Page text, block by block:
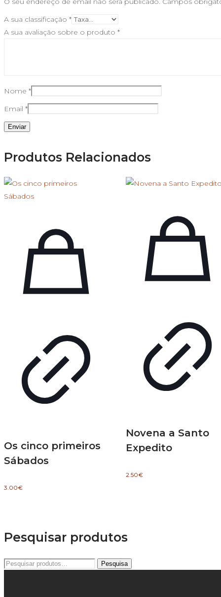
A sua classificação *
A sua avaliação sobre o produto *
Nome *
Email *
Produtos Relacionados
Os cinco primeiros
Sábados
3.00€
Novena a Santo
Expedito
2.50€
Pesquisar produtos
Pesquisar
Pesquisa